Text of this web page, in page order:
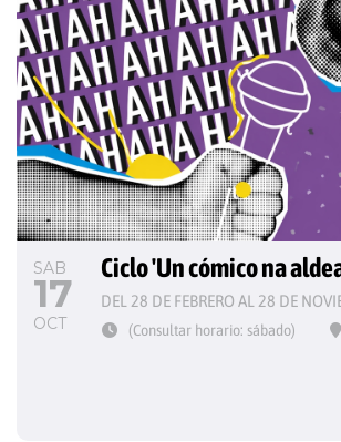
SAB
17
OCT
Ciclo 'Un cómico na
DEL 28 DE FEBRERO AL 28 DE
(Consultar horario: sábado)